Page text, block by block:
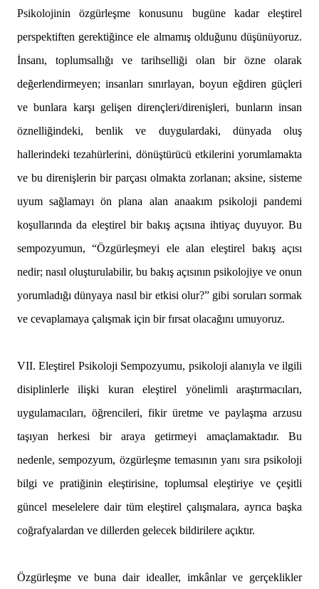
Psikolojinin özgürleşme konusunu bugüne kadar eleştirel
perspektiften gerektiğince ele almamış olduğunu düşünüyoruz.
İnsanı, toplumsallığı ve tarihselliği olan bir özne olarak
değerlendirmeyen; insanları sınırlayan, boyun eğdiren güçleri
ve bunlara karşı gelişen dirençleri/direnişleri, bunların insan
öznelliğindeki, benlik ve duygulardaki, dünyada oluş
hallerindeki tezahürlerini, dönüştürücü etkilerini yorumlamakta
ve bu direnişlerin bir parçası olmakta zorlanan; aksine, sisteme
uyum sağlamayı ön plana alan anaakım psikoloji pandemi
koşullarında da eleştirel bir bakış açısına ihtiyaç duyuyor. Bu
sempozyumun, “Özgürleşmeyi ele alan eleştirel bakış açısı
nedir; nasıl oluşturulabilir, bu bakış açısının psikolojiye ve onun
yorumladığı dünyaya nasıl bir etkisi olur?” gibi soruları sormak
ve cevaplamaya çalışmak için bir fırsat olacağını umuyoruz.
VII. Eleştirel Psikoloji Sempozyumu, psikoloji alanıyla ve ilgili
disiplinlerle ilişki kuran eleştirel yönelimli araştırmacıları,
uygulamacıları, öğrencileri, fikir üretme ve paylaşma arzusu
taşıyan herkesi bir araya getirmeyi amaçlamaktadır. Bu
nedenle, sempozyum, özgürleşme temasının yanı sıra psikoloji
bilgi ve pratiğinin eleştirisine, toplumsal eleştiriye ve çeşitli
güncel meselelere dair tüm eleştirel çalışmalara, ayrıca başka
coğrafyalardan ve dillerden gelecek bildirilere açıktır.
Özgürleşme ve buna dair idealler, imkânlar ve gerçeklikler